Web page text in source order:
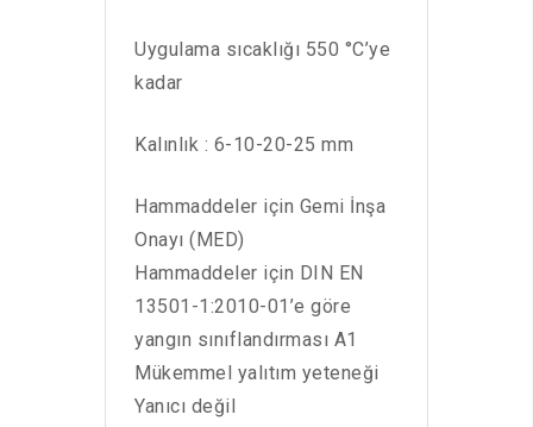
Uygulama sıcaklığı 550 °C’ye
kadar
Kalınlık : 6-10-20-25 mm
Hammaddeler için Gemi İnşa
Onayı (MED)
Hammaddeler için DIN EN
13501-1:2010-01’e göre
yangın sınıflandırması A1
Mükemmel yalıtım yeteneği
Yanıcı değil